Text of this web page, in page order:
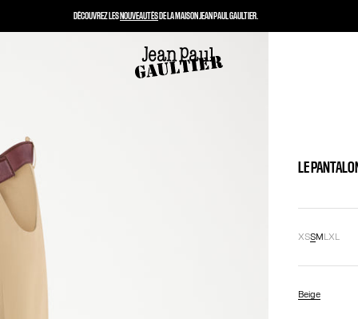
LE
XSSMLXL
Beige
DÉCOUVREZ LESNOUVEAUTÉSDE LA MAISON JEAN PAUL GAULTIER.